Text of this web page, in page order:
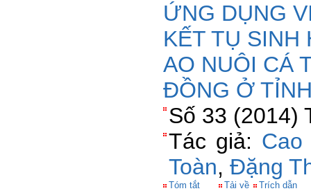
ỨNG DỤNG
KẾT TỤ
AO NUÔI CÁ
ĐỒNG Ở
Số 33 (2014)
Tác giả:
Toàn, Đặng
Tóm tắt Tải về Trích dẫn